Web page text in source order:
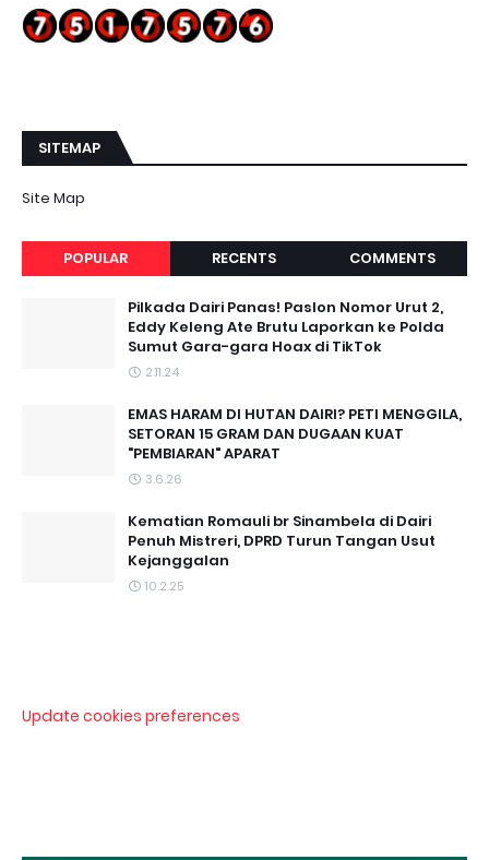
SITEMAP
Site Map
POPULAR RECENTS COMMENTS
Pilkada Dairi Panas! Paslon Nomor Urut 2,
Eddy Keleng Ate Brutu Laporkan ke Polda
Sumut Gara-gara Hoax di TikTok
2.11.24
EMAS HARAM DI HUTAN DAIRI? PETI MENGGILA,
SETORAN 15 GRAM DAN DUGAAN KUAT
"PEMBIARAN" APARAT
3.6.26
Kematian Romauli br Sinambela di Dairi
Penuh Mistreri, DPRD Turun Tangan Usut
Kejanggalan
10.2.25
Update cookies preferences